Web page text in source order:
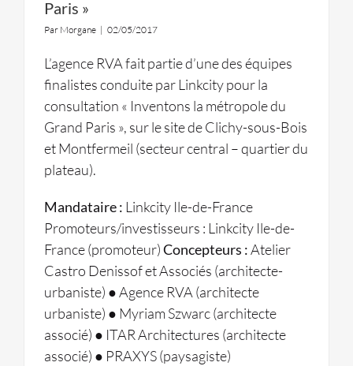
Paris »
Par Morgane | 02/05/2017
L’agence RVA fait partie d’une des équipes
finalistes conduite par Linkcity pour la
consultation « Inventons la métropole du
Grand Paris », sur le site de Clichy-sous-Bois
et Montfermeil (secteur central – quartier du
plateau).
Mandataire : Linkcity Ile-de-France
Promoteurs/investisseurs : Linkcity Ile-de-
France (promoteur)Concepteurs :Atelier
Castro Denissof et Associés (architecte-
urbaniste) ● Agence RVA (architecte
urbaniste) ● Myriam Szwarc (architecte
associé) ● ITAR Architectures (architecte
associé) ● PRAXYS (paysagiste)